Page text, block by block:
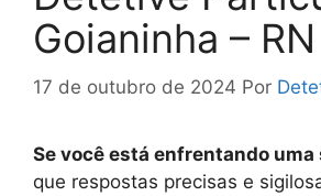
Goianinha – RN
17 de outubro de 2024 Por
Se você está enfrentando
que respostas precisas e